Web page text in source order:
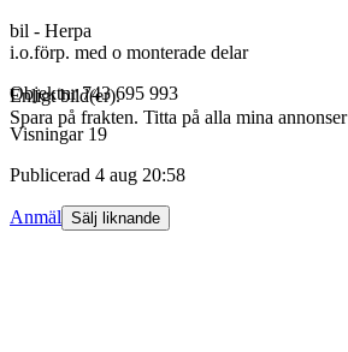
bil - Herpa
i.o.förp. med o monterade delar
Enligt bild(er).
Spara på frakten. Titta på alla mina annonser
Objektnr 743 695 993
Visningar 19
Publicerad 4 aug 20:58
Anmäl Sälj liknande